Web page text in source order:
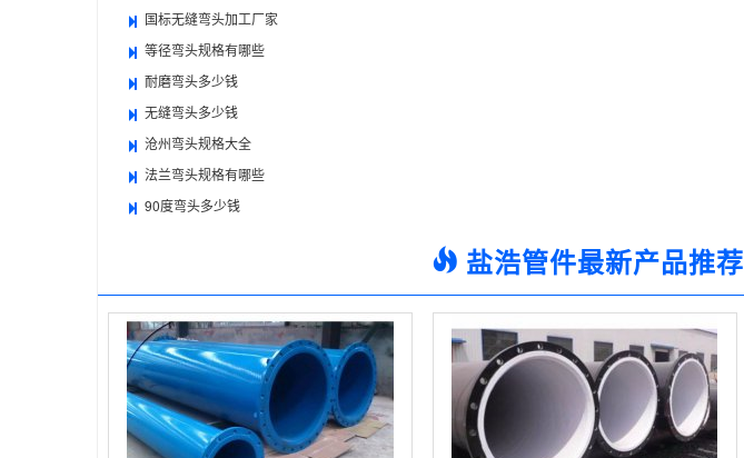
国标无缝弯头加工厂家
等径弯头规格有哪些
耐磨弯头多少钱
无缝弯头多少钱
沧州弯头规格大全
法兰弯头规格有哪些
90度弯头多少钱
盐浩管件最新产品推荐